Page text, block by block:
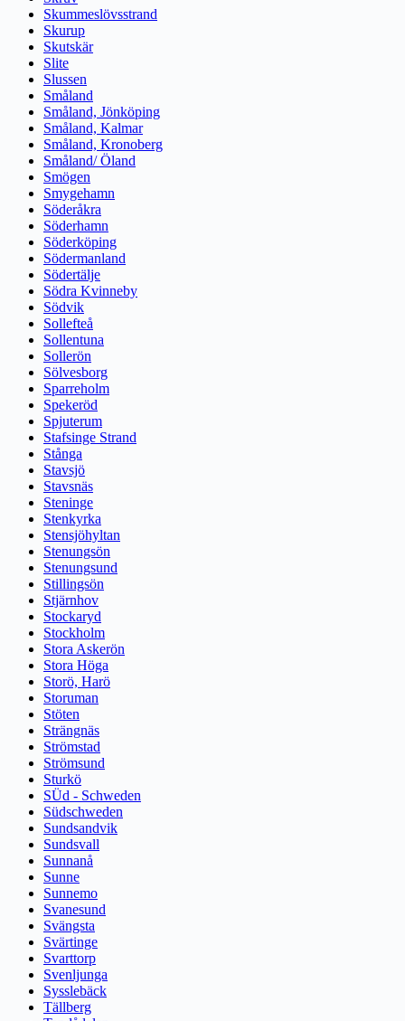
Skummeslövsstrand
Skurup
Skutskär
Slite
Slussen
Småland
Småland, Jönköping
Småland, Kalmar
Småland, Kronoberg
Småland/ Öland
Smögen
Smygehamn
Söderåkra
Söderhamn
Söderköping
Södermanland
Södertälje
Södra Kvinneby
Södvik
Sollefteå
Sollentuna
Sollerön
Sölvesborg
Sparreholm
Spekeröd
Spjuterum
Stafsinge Strand
Stånga
Stavsjö
Stavsnäs
Steninge
Stenkyrka
Stensjöhyltan
Stenungsön
Stenungsund
Stillingsön
Stjärnhov
Stockaryd
Stockholm
Stora Askerön
Stora Höga
Storö, Harö
Storuman
Stöten
Strängnäs
Strömstad
Strömsund
Sturkö
SÜd - Schweden
Südschweden
Sundsandvik
Sundsvall
Sunnanå
Sunne
Sunnemo
Svanesund
Svängsta
Svärtinge
Svarttorp
Svenljunga
Sysslebäck
Tällberg